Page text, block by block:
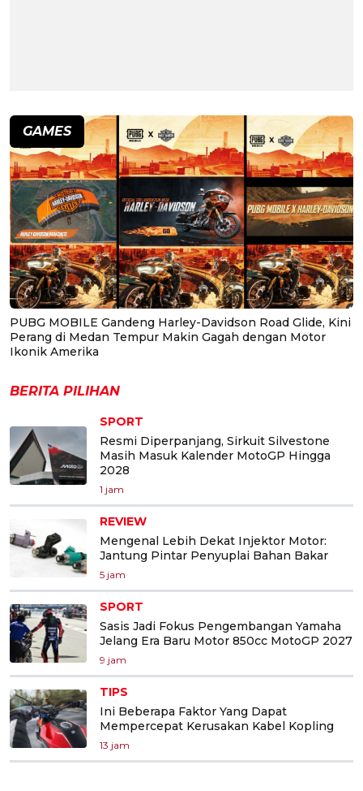
GAMES
PUBG MOBILE Gandeng Harley-Davidson Road Glide, Kini
Perang di Medan Tempur Makin Gagah dengan Motor
Ikonik Amerika
BERITA PILIHAN
SPORT
Resmi Diperpanjang, Sirkuit Silvestone
Masih Masuk Kalender MotoGP Hingga
2028
1 jam
REVIEW
Mengenal Lebih Dekat Injektor Motor:
Jantung Pintar Penyuplai Bahan Bakar
5 jam
SPORT
Sasis Jadi Fokus Pengembangan Yamaha
Jelang Era Baru Motor 850cc MotoGP 2027
9 jam
TIPS
Ini Beberapa Faktor Yang Dapat
Mempercepat Kerusakan Kabel Kopling
13 jam